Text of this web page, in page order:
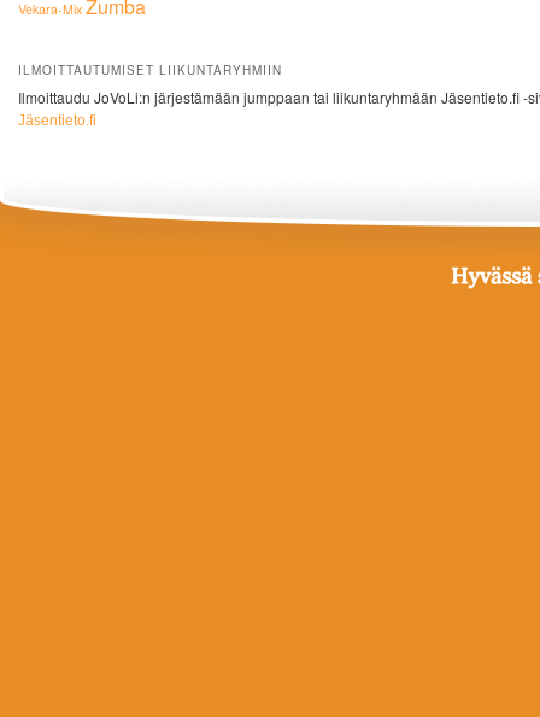
Vekara-Mix Zumba
ILMOITTAUTUMISET LIIKUNTARYHMIIN
Ilmoittaudu JoVoLi:n järjestämään jumppaan tai liikuntaryhmään Jäsentieto.fi -
Jäsentieto.fi